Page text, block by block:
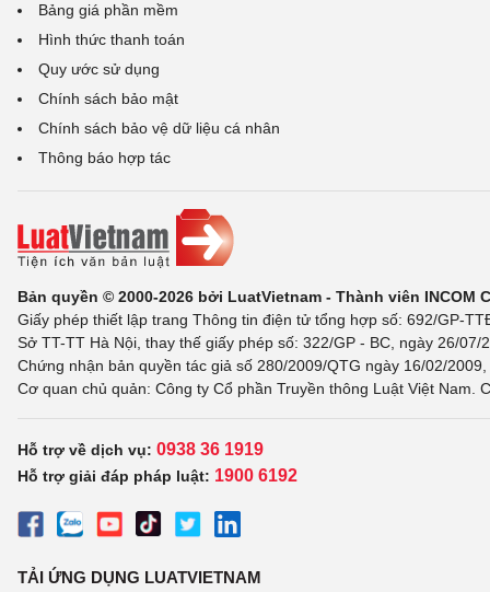
Bảng giá phần mềm
Hình thức thanh toán
Quy ước sử dụng
Chính sách bảo mật
Chính sách bảo vệ dữ liệu cá nhân
Thông báo hợp tác
Bản quyền © 2000-2026 bởi LuatVietnam - Thành viên INCOM
Giấy phép thiết lập trang Thông tin điện tử tổng hợp số: 692/GP-
Sở TT-TT Hà Nội, thay thế giấy phép số: 322/GP - BC, ngày 26/
Chứng nhận bản quyền tác giả số 280/2009/QTG ngày 16/02/
Cơ quan chủ quản: Công ty Cổ phần Truyền thông Luật Việt Nam.
Hỗ trợ về dịch vụ: 0938 36 1919
Hỗ trợ giải đáp pháp luật: 1900 6192
TẢI ỨNG DỤNG LUATVIETNAM